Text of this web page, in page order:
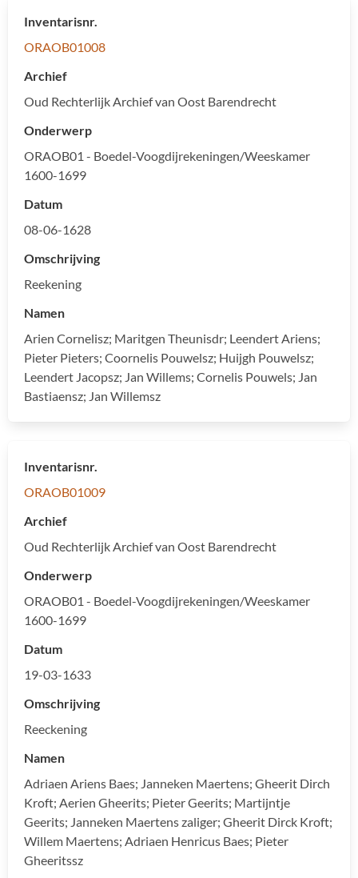
Inventarisnr.
ORAOB01008
Archief
Oud Rechterlijk Archief van Oost Barendrecht
Onderwerp
ORAOB01 - Boedel-Voogdijrekeningen/Weeskamer
1600-1699
Datum
08-06-1628
Omschrijving
Reekening
Namen
Arien Cornelisz; Maritgen Theunisdr; Leendert Ariens;
Pieter Pieters; Coornelis Pouwelsz; Huijgh Pouwelsz;
Leendert Jacopsz; Jan Willems; Cornelis Pouwels; Jan
Bastiaensz; Jan Willemsz
Inventarisnr.
ORAOB01009
Archief
Oud Rechterlijk Archief van Oost Barendrecht
Onderwerp
ORAOB01 - Boedel-Voogdijrekeningen/Weeskamer
1600-1699
Datum
19-03-1633
Omschrijving
Reeckening
Namen
Adriaen Ariens Baes; Janneken Maertens; Gheerit Dirch
Kroft; Aerien Gheerits; Pieter Geerits; Martijntje
Geerits; Janneken Maertens zaliger; Gheerit Dirck Kroft;
Willem Maertens; Adriaen Henricus Baes; Pieter
Gheeritssz